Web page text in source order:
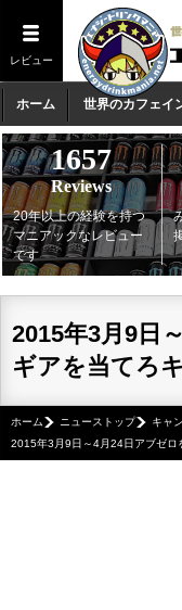
レビュー
ホーム 世界のカフェイ
1657
Reviews
20年以上の経験を持つ
マニアックなレビュー
です
2015年3月9日
ギアを当てろ
ホーム ニューストップ
キャ
2015年3月9日～4月24日アブゼロ